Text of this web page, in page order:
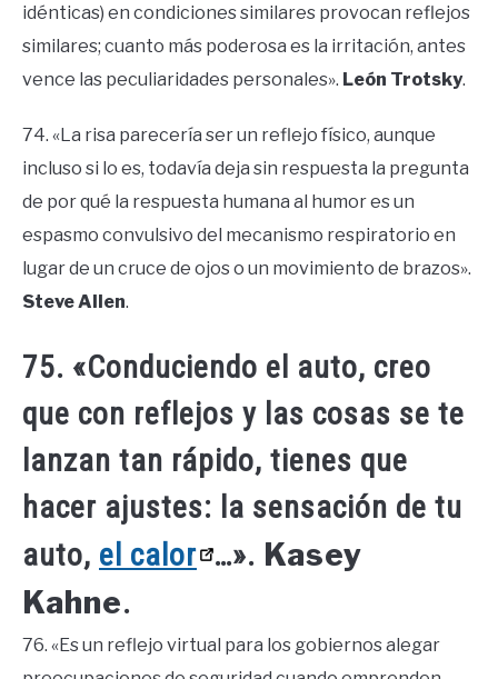
idénticas) en condiciones similares provocan reflejos
similares; cuanto más poderosa es la irritación, antes
vence las peculiaridades personales». León Trotsky.
74. «La risa parecería ser un reflejo físico, aunque
incluso si lo es, todavía deja sin respuesta la pregunta
de por qué la respuesta humana al humor es un
espasmo convulsivo del mecanismo respiratorio en
lugar de un cruce de ojos o un movimiento de brazos».
Steve Allen.
75. «Conduciendo el auto, creo
que con reflejos y las cosas se te
lanzan tan rápido, tienes que
hacer ajustes: la sensación de tu
auto, el calor …». Kasey
Kahne.
76. «Es un reflejo virtual para los gobiernos alegar